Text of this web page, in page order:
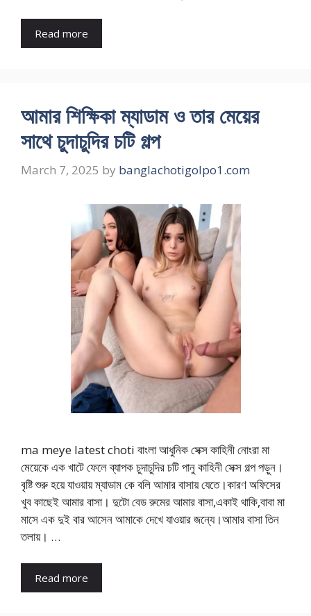
Read more
আমার শিক্ষিকা ম্যাডাম ও তার মেয়ের
সাথে চুদাচুদির চটি গল্প
March 7, 2025 by banglachotigolpo1.com
ma meye latest choti বাংলা আধুনিক সেক্স কাহিনী নোংরা মা
মেয়েকে এক খাটে ফেলে ব্যাপক চুদাচুদির চটি পানু কাহিনী সেক্স গল্প পড়ুন।
বৃষ্টি শুরু হয়ে যাওয়ায় ম্যাডাম কে বলি আমার বাসায় যেতে।কারণ অফিসের
খুব কাছেই আমার বাসা। দুটো বেড রুমের আমার বাসা,একাই থাকি,বাবা মা
মাসে এক দুই বার আসেন আমাকে দেখে যাওয়ার জন্যে।আমার বাসা তিন
তলায়। …
Read more